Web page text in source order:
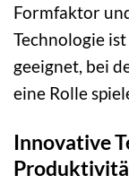
Formfaktor
Technologie
geeignet, bei
eine Rolle
Innovative